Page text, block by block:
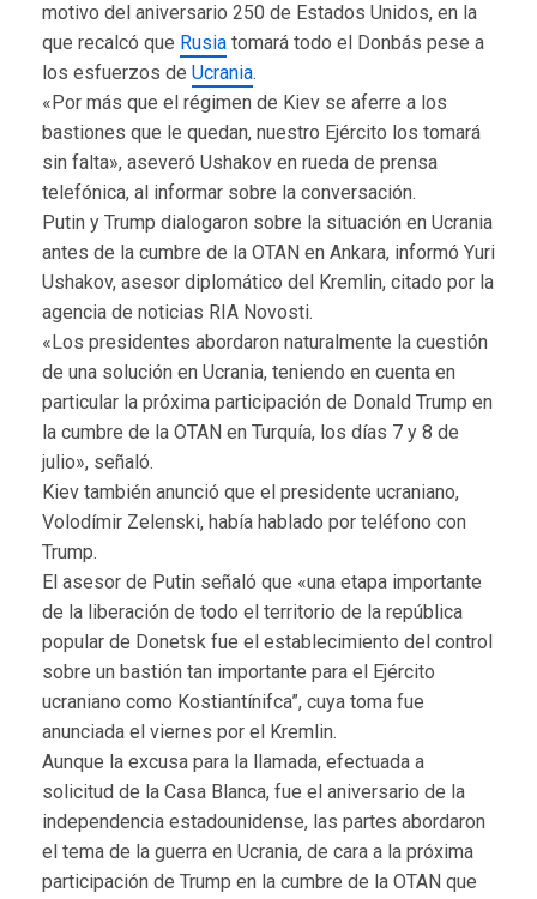
motivo del aniversario 250 de Estados Unidos, en la
que recalcó que Rusia tomará todo el Donbás pese a
los esfuerzos de Ucrania.
«Por más que el régimen de Kiev se aferre a los
bastiones que le quedan, nuestro Ejército los tomará
sin falta», aseveró Ushakov en rueda de prensa
telefónica, al informar sobre la conversación.
Putin y Trump dialogaron sobre la situación en Ucrania
antes de la cumbre de la OTAN en Ankara, informó Yuri
Ushakov, asesor diplomático del Kremlin, citado por la
agencia de noticias RIA Novosti.
«Los presidentes abordaron naturalmente la cuestión
de una solución en Ucrania, teniendo en cuenta en
particular la próxima participación de Donald Trump en
la cumbre de la OTAN en Turquía, los días 7 y 8 de
julio», señaló.
Kiev también anunció que el presidente ucraniano,
Volodímir Zelenski, había hablado por teléfono con
Trump.
El asesor de Putin señaló que «una etapa importante
de la liberación de todo el territorio de la república
popular de Donetsk fue el establecimiento del control
sobre un bastión tan importante para el Ejército
ucraniano como Kostiantínifca”, cuya toma fue
anunciada el viernes por el Kremlin.
Aunque la excusa para la llamada, efectuada a
solicitud de la Casa Blanca, fue el aniversario de la
independencia estadounidense, las partes abordaron
el tema de la guerra en Ucrania, de cara a la próxima
participación de Trump en la cumbre de la OTAN que